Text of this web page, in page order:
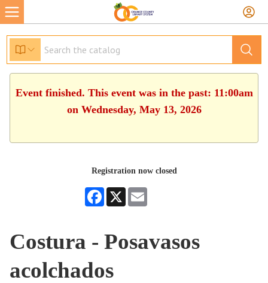
Event finished. This event was in the past: 11:00am
on Wednesday, May 13, 2026
Registration now closed
Facebook
X
Costura - Posavasos
acolchados